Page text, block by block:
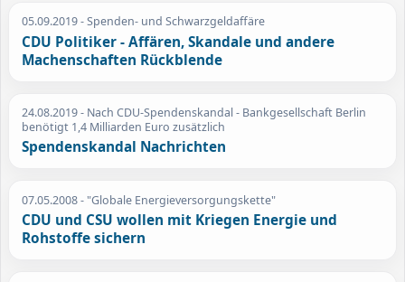
05.09.2019- Spenden- und Schwarzgeldaffäre
CDU Politiker - Affären, Skandale und andere
Machenschaften Rückblende
24.08.2019- Nach CDU-Spendenskandal - Bankgesellschaft Berlin
benötigt 1,4 Milliarden Euro zusätzlich
Spendenskandal Nachrichten
07.05.2008- "Globale Energieversorgungskette"
CDU und CSU wollen mit Kriegen Energie und
Rohstoffe sichern